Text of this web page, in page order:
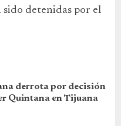
sido detenidas por el
derrota por decisión
Quintana en Tijuana